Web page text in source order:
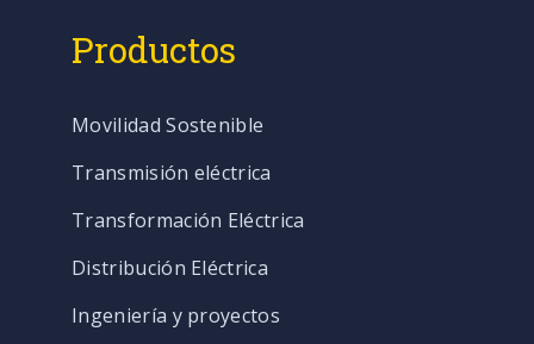
Productos
Movilidad Sostenible
Transmisión eléctrica
Transformación Eléctrica
Distribución Eléctrica
Ingeniería y proyectos